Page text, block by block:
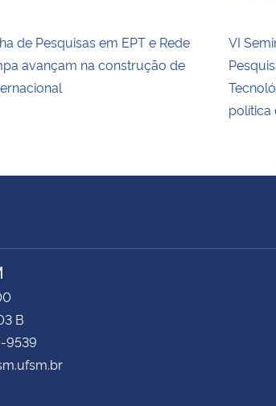
de Pesquisas em EPT e Rede
avançam na construção de
VI
política
B
9539